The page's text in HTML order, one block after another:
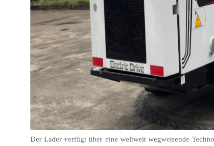
Der Lader verfügt über eine weltweit wegweisende